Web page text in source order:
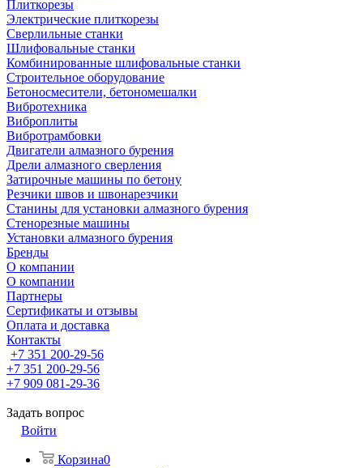
Плиткорезы
Электрические плиткорезы
Сверлильные станки
Шлифовальные станки
Комбинированные шлифовальные станки
Строительное оборудование
Бетоносмесители, бетономешалки
Вибротехника
Виброплиты
Вибротрамбовки
Двигатели алмазного бурения
Дрели алмазного сверления
Затирочные машины по бетону
Резчики швов и швонарезчики
Станины для установки алмазного бурения
Стенорезные машины
Установки алмазного бурения
Бренды
О компании
О компании
Партнеры
Cертификаты и отзывы
Оплата и доставка
Контакты
+7 351 200-29-56
+7 351 200-29-56
+7 909 081-29-36
Задать вопрос
Войти
Корзина0